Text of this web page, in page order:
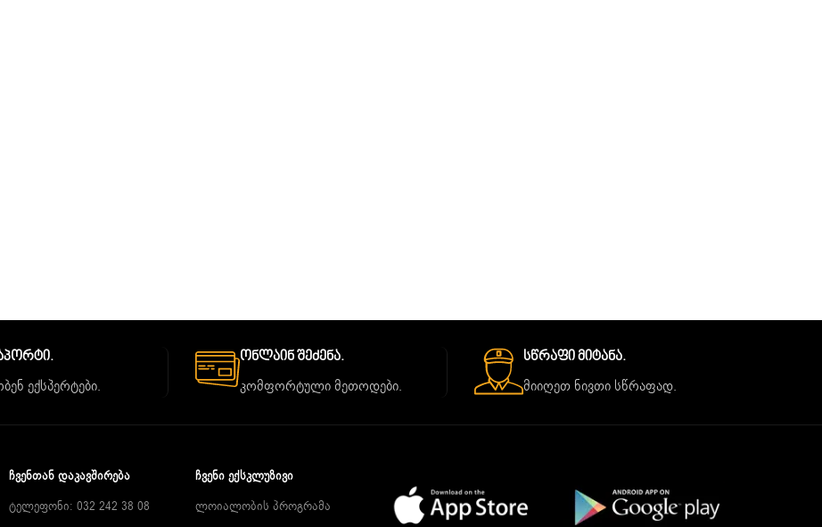
ექსპერტები.
Ონლაინ Შეძენა.
კომფორტული მეთოდები.
Სწრაფი Მიტანა.
მიიღეთ ნივთი სწრაფად.
ᲩᲕᲔᲜᲗᲐᲜ ᲓᲐᲙᲐᲕᲨᲘᲠᲔᲑᲐ
ტელეფონი: 032 242 38 08
ᲩᲕᲔᲜᲘ ᲔᲥᲡᲙᲚᲣᲖᲘᲕᲘ
ლოიალობის პროგრამა